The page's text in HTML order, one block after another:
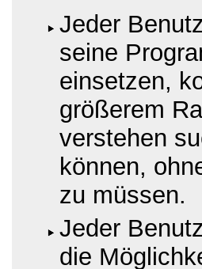
Jeder
seine
einsetzen,
größerem
verstehen
können,
zu müssen.
Jeder
die